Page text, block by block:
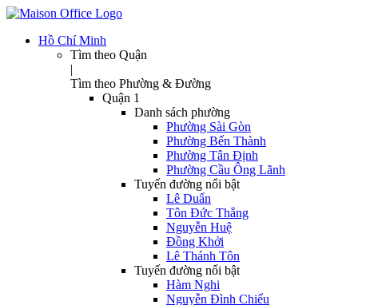
Hồ Chí Minh
Tìm theo Quận
|
Tìm theo Phường & Đường
Quận 1
Danh sách phường
Phường Sài Gòn
Phường Bến Thành
Phường Tân Định
Phường Cầu Ông Lãnh
Tuyến đường nổi bật
Lê Duẩn
Tôn Đức Thắng
Nguyễn Huệ
Đồng Khởi
Lê Thánh Tôn
Tuyến đường nổi bật
Hàm Nghi
Nguyễn Đình Chiểu